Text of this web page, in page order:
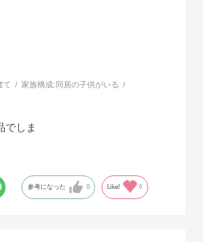
て 家族構成: 同居の子供がいる
でしま
参考になった 0 Like! 0